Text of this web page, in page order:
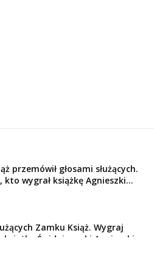
przemówił głosami służących.
kto wygrał książkę Agnieszki...
Zamku Książ. Wygraj
książkę Świdniczanki Agnieszki